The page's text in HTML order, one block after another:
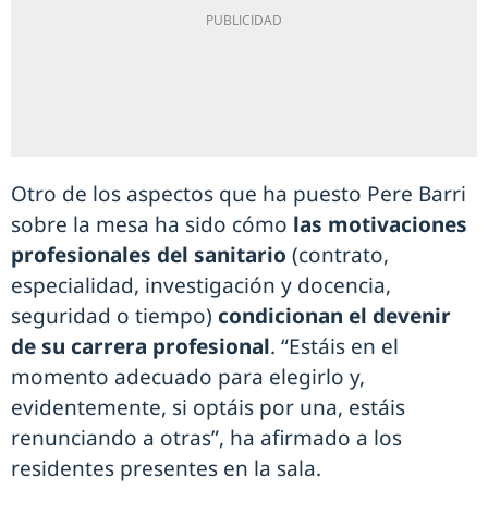
Otro de los aspectos que ha puesto Pere Barri
sobre la mesa ha sido cómo las motivaciones
profesionales del sanitario (contrato,
especialidad, investigación y docencia,
seguridad o tiempo) condicionan el devenir
de su carrera profesional. “Estáis en el
momento adecuado para elegirlo y,
evidentemente, si optáis por una, estáis
renunciando a otras”, ha afirmado a los
residentes presentes en la sala.